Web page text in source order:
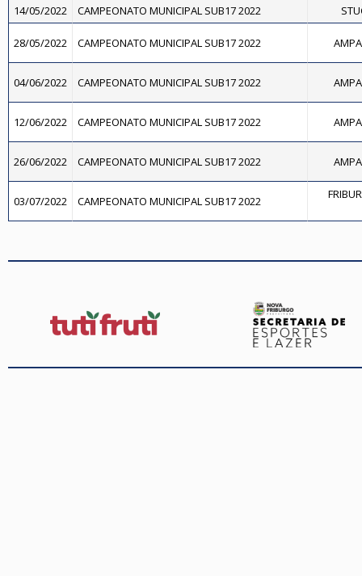
14/05/2022
CAMPEONATO MUNICIPAL SUB17 2022
28/05/2022 CAMPEONATO MUNICIPAL SUB17 2022
04/06/2022 CAMPEONATO MUNICIPAL SUB17 2022
12/06/2022 CAMPEONATO MUNICIPAL SUB17 2022
26/06/2022 CAMPEONATO MUNICIPAL SUB17 2022
03/07/2022 CAMPEONATO MUNICIPAL SUB17 2022